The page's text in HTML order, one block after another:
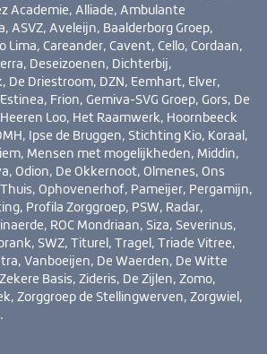
Academie, Alliade, Ambulante
ASVZ, Aveleijn, Baalderborg Groep,
Lima, Careander, Cavent, Cello, Cordaan,
Deseizoenen, Dichterbij,
De Driestroom, DZN, Eemhart, Elver,
Frion, Gemiva-SVG Groep, Gors, De
Heeren Loo, Het Raamwerk, Hoornbeeck
Ipse de Bruggen, Stichting Kio, Koraal,
Mensen met mogelijkheden, Middin,
Odion, De Okkernoot, Olmenes, Ons
Ophovenerhof, Pameijer, Pergamijn,
Profila Zorggroep, PSW, Radar,
ROC Mondriaan, Siza, Severinus,
SWZ, Titurel, Tragel, Triade Vitree,
Vanboeijen, De Waerden, De Witte
Basis, Zideris, De Zijlen, Zomo,
Zorggroep de Stellingwerven, Zorgwiel,